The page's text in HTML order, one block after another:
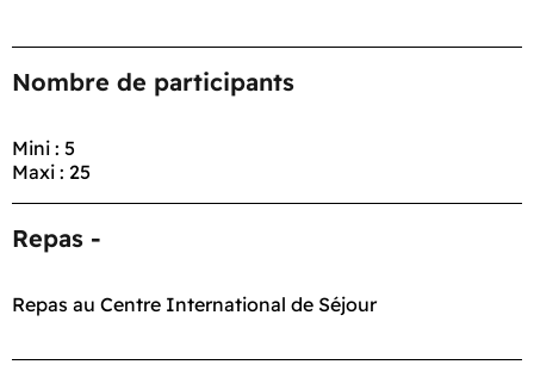
Nombre de participants
Mini : 5
Maxi : 25
Repas -
Repas au Centre International de Séjour